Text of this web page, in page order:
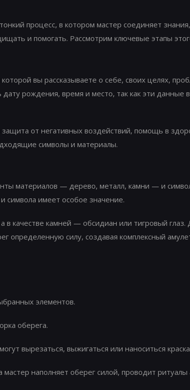
процесс, в котором мастер соединяет
и помогать. Рассмотрим ключевые этапы
вы рассказываете о себе, своих целях,
дату рождения, время и место, так как эти данные
от негативных воздействий, помощь в
символы и материалы.
материалов — дерево, металл, камни — и
символа имеет особое значение.
качестве камней — обсидиан или тигровый глаз.
определенную силу, создавая комплексный
элементов.
оберега.
вырезаться, выжигаться или наноситься
наполняет оберег силой, проводит